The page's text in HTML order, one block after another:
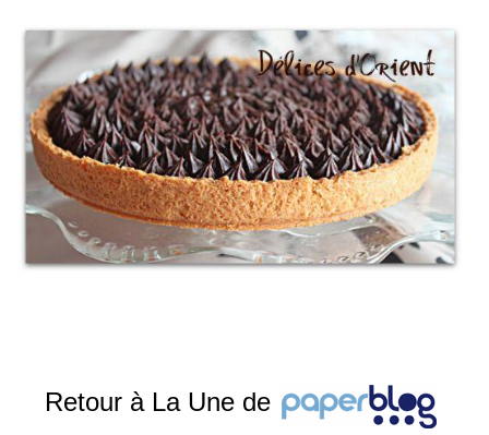
Retour à La Une de